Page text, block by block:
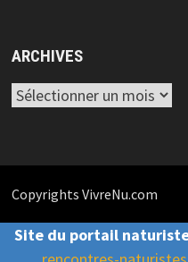
ARCHIVES
Archives
Copyrights VivreNu.com
Site du portail